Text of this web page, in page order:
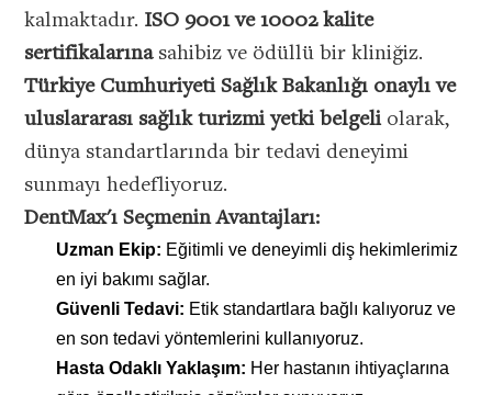
kalmaktadır. ISO 9001 ve 10002 kalite
sertifikalarınasahibiz ve ödüllü bir kliniğiz.
Türkiye Cumhuriyeti Sağlık Bakanlığı onaylı ve
uluslararası sağlık turizmi yetki belgeliolarak,
dünya standartlarında bir tedavi deneyimi
sunmayı hedefliyoruz.
DentMax'ı Seçmenin Avantajları:
Uzman Ekip: Eğitimli ve deneyimli diş hekimlerimiz
en iyi bakımı sağlar.
Güvenli Tedavi: Etik standartlara bağlı kalıyoruz ve
en son tedavi yöntemlerini kullanıyoruz.
Hasta Odaklı Yaklaşım: Her hastanın ihtiyaçlarına